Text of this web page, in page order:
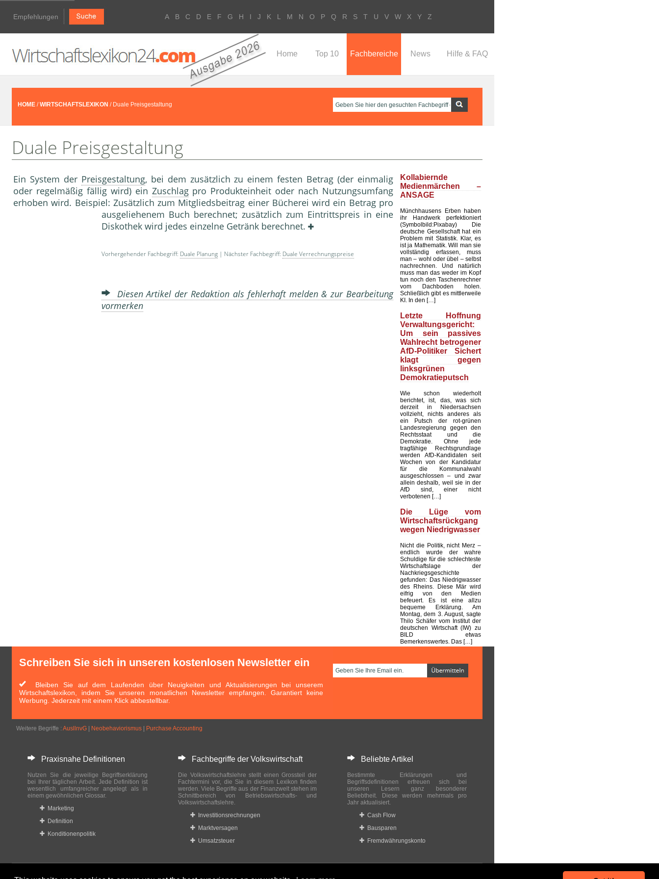
Empfehlungen A B C D E F G H I J K L M N O P Q R S T U V W X Y Z
Home Top 10 Fachbereiche News Hilfe & FAQ
HOME /WIRTSCHAFTSLEXIKON / Duale Preisgestaltung
Duale Preisgestaltung
Ein System der Preisgestaltung, bei dem zusätzlich zu einem festen Betrag (der einmalig
oder regelmäßig fällig wird) ein Zuschlagpro Produkteinheit oder nach Nutzungsumfang
erhoben wird. Beispiel: Zusätzlich zum Mitgliedsbeitrag einer Bücherei wird ein Betrag pro
ausgeliehenem Buch berechnet; zusätzlich zum Eintrittspreis in eine
Diskothek wird jedes einzelne Getränk berechnet.
Vorhergehender Fachbegriff: Duale Planung | Nächster Fachbegriff: Duale Verrechnungspreise
Diesen Artikel der Redaktion als fehlerhaft melden & zur Bearbeitung
vormerken
Kollabiernde
Medienmärchen –
ANSAGE
Münchhausens Erben haben
ihr Handwerk perfektioniert
(Symbolbild:Pixabay) Die
deutsche Gesellschaft hat ein
Problem mit Statistik. Klar, es
ist ja Mathematik. Will man sie
vollständig erfassen, muss
man – wohl oder übel – selbst
nachrechnen. Und natürlich
muss man das weder im Kopf
tun noch den Taschenrechner
vom Dachboden holen.
Schließlich gibt es mittlerweile
KI. In den […]
Letzte Hoffnung
Verwaltungsgericht:
Um sein passives
Wahlrecht betrogener
AfD-Politiker Sichert
klagt gegen
linksgrünen
Demokratieputsch
Wie schon wiederholt
berichtet, ist, das, was sich
derzeit in Niedersachsen
vollzieht, nichts anderes als
ein Putsch der rot-grünen
Landesregierung gegen den
Rechtsstaat und die
Demokratie. Ohne jede
tragfähige Rechtsgrundlage
werden AfD-Kandidaten seit
Wochen von der Kandidatur
für die Kommunalwahl
ausgeschlossen – und zwar
allein deshalb, weil sie in der
AfD sind, einer nicht
verbotenen […]
Die Lüge vom
Wirtschaftsrückgang
wegen Niedrigwasser
Nicht die Politik, nicht Merz –
endlich wurde der wahre
Schuldige für die schlechteste
Wirtschaftslage der
Nachkriegsgeschichte
gefunden: Das Niedrigwasser
des Rheins. Diese Mär wird
eifrig von den Medien
befeuert. Es ist eine allzu
bequeme Erklärung. Am
Montag, dem 3. August, sagte
Thilo Schäfer vom Institut der
deutschen Wirtschaft (IW) zu
BILD etwas
Bemerkenswertes. Das […]
Schreiben Sie sich in unseren kostenlosen Newsletter ein
Bleiben Sie auf dem Laufenden über Neuigkeiten und Aktualisierungen bei unserem
Wirtschaftslexikon, indem Sie unseren monatlichen Newsletter empfangen. Garantiert keine
Werbung. Jederzeit mit einem Klick abbestellbar.
Weitere Begriffe : AusllnvG Neobehaviorismus Purchase Accounting
Praxisnahe Definitionen
Nutzen Sie die jeweilige Begriffserklärung
bei Ihrer täglichen Arbeit. Jede Definition ist
wesentlich umfangreicher angelegt als in
einem gewöhnlichen Glossar.
Marketing
Definition
Konditionenpolitik
Fachbegriffe der Volkswirtschaft
Die Volkswirtschaftslehre stellt einen Grossteil der
Fachtermini vor, die Sie in diesem Lexikon finden
werden. Viele Begriffe aus der Finanzwelt stehen im
Schnittbereich von Betriebswirtschafts- und
Volkswirtschaftslehre.
Investitionsrechnungen
Marktversagen
Umsatzsteuer
Beliebte Artikel
Bestimmte Erklärungen und
Begriffsdefinitionen erfreuen sich bei
unseren Lesern ganz besonderer
Beliebtheit. Diese werden mehrmals pro
Jahr aktualisiert.
Cash Flow
Bausparen
Fremdwährungskonto